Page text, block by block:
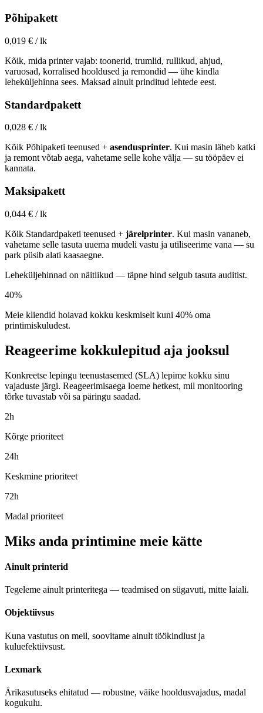
Põhipakett
0,019 € / lk
Kõik, mida printer vajab: toonerid, trumlid, rullikud, ahjud,
varuosad, korralised hooldused ja remondid — ühe kindla
leheküljehinna sees. Maksad ainult prinditud lehtede eest.
Standardpakett
0,028 € / lk
Kõik Põhipaketi teenused + asendusprinter. Kui masin läheb katki
ja remont võtab aega, vahetame selle kohe välja — su tööpäev ei
kannata.
Maksipakett
0,044 € / lk
Kõik Standardpaketi teenused + järelprinter. Kui masin vananeb,
vahetame selle tasuta uuema mudeli vastu ja utiliseerime vana — su
park püsib alati kaasaegne.
Leheküljehinnad on näitlikud — täpne hind selgub tasuta auditist.
40%
Meie kliendid hoiavad kokku keskmiselt kuni 40% oma
printimiskuludest.
Reageerime kokkulepitud aja jooksul
Konkreetse lepingu teenustasemed (SLA) lepime kokku sinu
vajaduste järgi. Reageerimisaega loeme hetkest, mil monitooring
tõrke tuvastab või sa päringu saadad.
2h
Kõrge prioriteet
24h
Keskmine prioriteet
72h
Madal prioriteet
Miks anda printimine meie kätte
Ainult printerid
Tegeleme ainult printeritega — teadmised on sügavuti, mitte laiali.
Objektiivsus
Kuna vastutus on meil, soovitame ainult töökindlust ja
kuluefektiivsust.
Lexmark
Ärikasutuseks ehitatud — robustne, väike hooldusvajadus, madal
kogukulu.